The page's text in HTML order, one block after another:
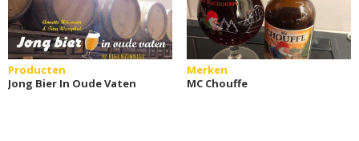
Producten
Jong Bier In Oude Vaten
Merken
MC Chouffe